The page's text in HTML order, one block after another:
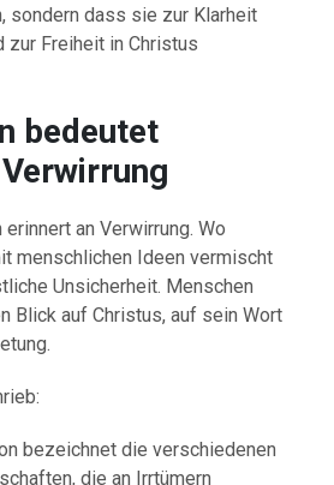
sondern dass sie zur Klarheit
zur Freiheit in Christus
bedeutet
erinnert an Verwirrung. Wo
menschlichen Ideen vermischt
Unsicherheit. Menschen
Blick auf Christus, auf sein Wort
bezeichnet die verschiedenen
die an Irrtümern